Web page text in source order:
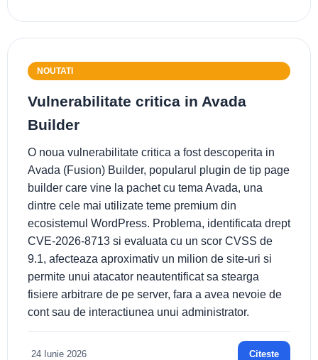
NOUTATI
Vulnerabilitate critica in Avada
Builder
O noua vulnerabilitate critica a fost descoperita in
Avada (Fusion) Builder, popularul plugin de tip page
builder care vine la pachet cu tema Avada, una
dintre cele mai utilizate teme premium din
ecosistemul WordPress. Problema, identificata drept
CVE-2026-8713 si evaluata cu un scor CVSS de
9.1, afecteaza aproximativ un milion de site-uri si
permite unui atacator neautentificat sa stearga
fisiere arbitrare de pe server, fara a avea nevoie de
cont sau de interactiunea unui administrator.
24 Iunie 2026 Citeste